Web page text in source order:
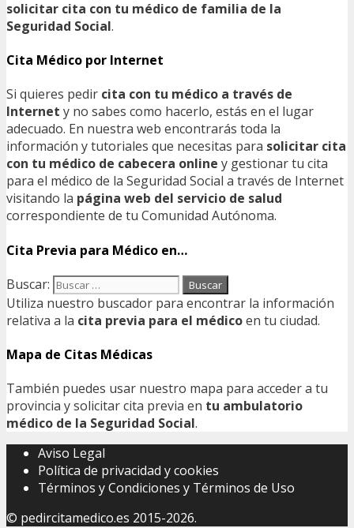
solicitar cita con tu médico de familia de la
Seguridad Social.
Cita Médico por Internet
Si quieres pedir cita con tu médico a través de
Internet y no sabes como hacerlo, estás en el lugar
adecuado. En nuestra web encontrarás toda la
información y tutoriales que necesitas para solicitar cita
con tu médico de cabecera online y gestionar tu cita
para el médico de la Seguridad Social a través de Internet
visitando la página web del servicio de salud
correspondiente de tu Comunidad Autónoma.
Cita Previa para Médico en…
Buscar:
Utiliza nuestro buscador para encontrar la información
relativa a la cita previa para el médicoen tu ciudad.
Mapa de Citas Médicas
También puedes usar nuestro mapa para acceder a tu
provincia y solicitar cita previa en tu ambulatorio
médico de la Seguridad Social.
Aviso Legal
Política de privacidad y cookies
Términos y Condiciones y Términos de Uso
© pedircitamedico.es 2015-2026.